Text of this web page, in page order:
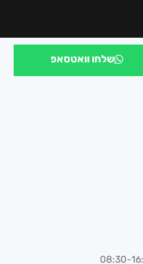
שלחו וואטסאפ